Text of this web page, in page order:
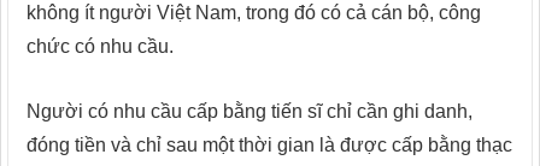
không ít người Việt Nam, trong đó có cả cán bộ, công
chức có nhu cầu.
Người có nhu cầu cấp bằng tiến sĩ chỉ cần ghi danh,
đóng tiền và chỉ sau một thời gian là được cấp bằng thạc